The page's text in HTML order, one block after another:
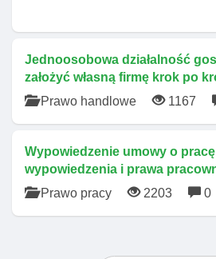
Jednoosobowa działalność
założyć własną firmę krok po
Prawo handlowe
1167
Wypowiedzenie umowy o
wypowiedzenia i prawa
Prawo pracy
2203 0